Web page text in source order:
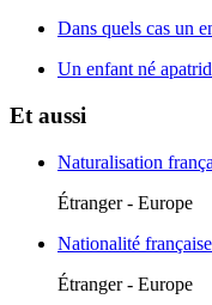
Dans quels cas un
Un enfant né
Et aussi
Naturalisation
Étranger - Europe
Nationalité
Étranger - Europe